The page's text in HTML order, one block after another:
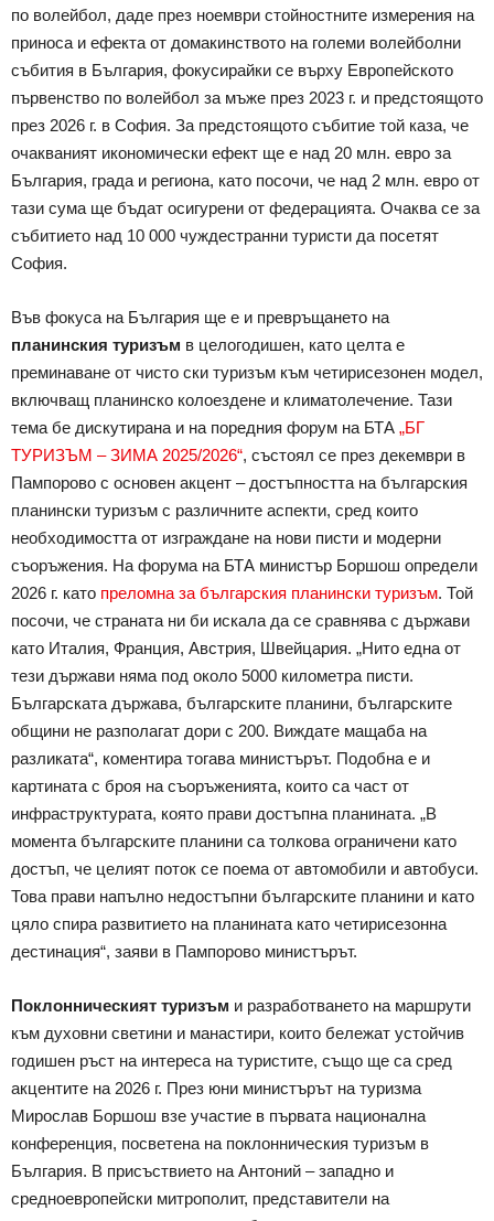
по волейбол, даде през ноември стойностните измерения на
приноса и ефекта от домакинството на големи волейболни
събития в България, фокусирайки се върху Европейското
първенство по волейбол за мъже през 2023 г. и предстоящото
през 2026 г. в София. За предстоящото събитие той каза, че
очакваният икономически ефект ще е над 20 млн. евро за
България, града и региона, като посочи, че над 2 млн. евро от
тази сума ще бъдат осигурени от федерацията. Очаква се за
събитието над 10 000 чуждестранни туристи да посетят
София.
Във фокуса на България ще е и превръщането на
планинския туризъм в целогодишен, като целта е
преминаване от чисто ски туризъм към четирисезонен модел,
включващ планинско колоездене и климатолечение. Тази
тема бе дискутирана и на поредния форум на БТА „БГ
ТУРИЗЪМ – ЗИМА 2025/2026“, състоял се през декември в
Пампорово с основен акцент – достъпността на българския
планински туризъм с различните аспекти, сред които
необходимостта от изграждане на нови писти и модерни
съоръжения. На форума на БТА министър Боршош определи
2026 г. като преломна за българския планински туризъм. Той
посочи, че страната ни би искала да се сравнява с държави
като Италия, Франция, Австрия, Швейцария. „Нито една от
тези държави няма под около 5000 километра писти.
Българската държава, българските планини, българските
общини не разполагат дори с 200. Виждате мащаба на
разликата“, коментира тогава министърът. Подобна е и
картината с броя на съоръженията, които са част от
инфраструктурата, която прави достъпна планината. „В
момента българските планини са толкова ограничени като
достъп, че целият поток се поема от автомобили и автобуси.
Това прави напълно недостъпни българските планини и като
цяло спира развитието на планината като четирисезонна
дестинация“, заяви в Пампорово министърът.
Поклонническият туризъм и разработването на маршрути
към духовни светини и манастири, които бележат устойчив
годишен ръст на интереса на туристите, също ще са сред
акцентите на 2026 г. През юни министърът на туризма
Мирослав Боршош взе участие в първата национална
конференция, посветена на поклонническия туризъм в
България. В присъствието на Антоний – западно и
средноевропейски митрополит, представители на